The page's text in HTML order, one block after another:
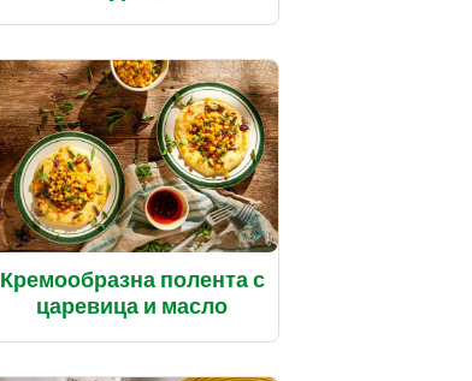
Кремообразна полента с
царевица и масло